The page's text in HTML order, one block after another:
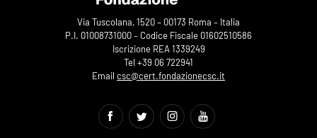
Via Tuscolana, 1520 – 00173 Roma – Italia
P.I. 01008731000 – Codice Fiscale 01602510586
Iscrizione REA 1339249
Tel +39 06 722941
Email csc@cert.fondazionecsc.it